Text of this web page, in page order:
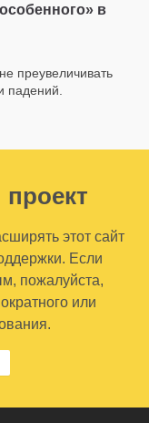
в
преувеличивать
падений.
этот сайт
Если
пожалуйста,
или